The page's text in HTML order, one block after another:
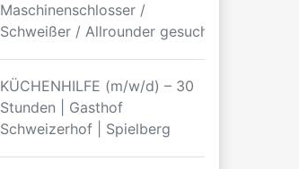
Maschinenschlosser /
Schweißer / Allrounder gesucht
KÜCHENHILFE (m/w/d) – 30
Stunden | Gasthof
Schweizerhof | Spielberg